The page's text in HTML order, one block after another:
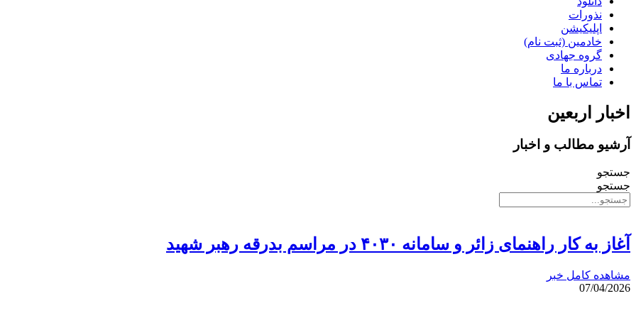
نذورات
اپلیکیشن
خادمین (ثبت نام)
گروه جهادی
درباره ما
تماس با ما
اخبار اربعین
آرشیو مطالب و اخبار
جستجو
جستجو
آغاز به کار راهنمای زائر و سامانه ۴۰۳۰ در مراسم بدرقه رهبر شهید
مشاهده کامل خبر
07/04/2026